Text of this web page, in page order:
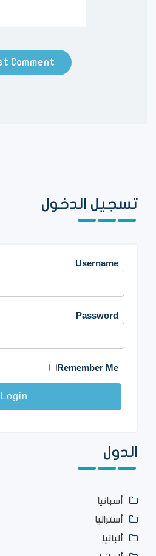
تسجيل الدخول
Username
Password
Remember Me
الدول
أسبانيا
أستراليا
ألبانيا